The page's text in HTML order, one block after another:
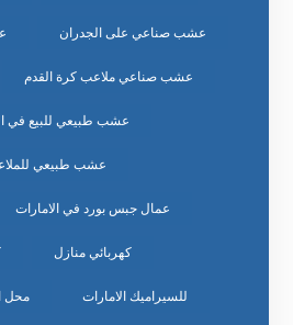
عشب صناعي على الجدران
عشب صناعي ملاعب كرة القدم
عشب طبيعي للبيع في
عشب طبيعي
عمال جبس بورد في الامارات
كهربائي منازل
للسيراميك الامارات محل